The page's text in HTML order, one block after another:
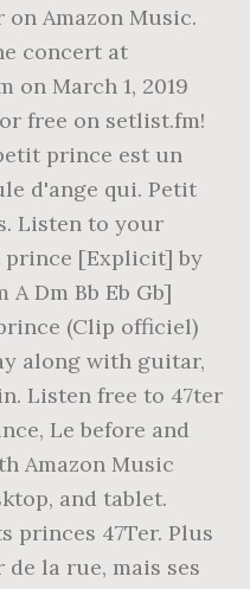
Amazon Music.
concert at
on March 1, 2019
free on setlist.fm!
prince est un
d'ange qui. Petit
Listen to your
prince [Explicit] by
A Dm Bb Eb Gb]
(Clip officiel)
along with guitar,
Listen free to 47ter
Le before and
Amazon Music
and tablet.
princes 47Ter. Plus
la rue, mais ses